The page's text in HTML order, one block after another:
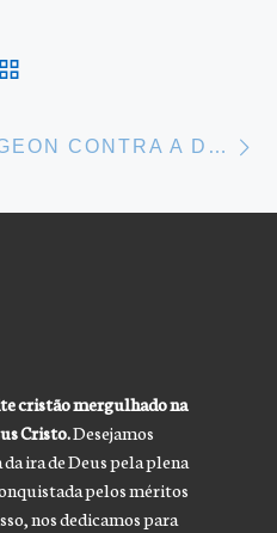
A BATALHA DE SPURGEON CONTRA A DEPRESSÃO
cristão mergulhado na
Cristo.Desejamos
ira de Deus pela plena
pelos méritos
nos dedicamos para